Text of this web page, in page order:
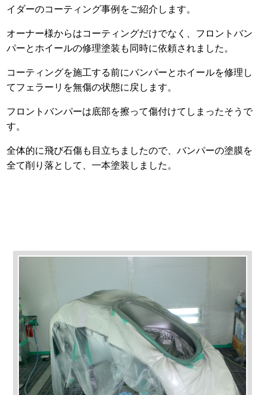
イダーのコーティング事例をご紹介します。
オーナー様からはコーティングだけでなく、フロントバン
パーとホイールの修理塗装も同時に依頼されました。
コーティングを施工する前にバンパーとホイールを修理し
てフェラーリを無傷の状態に戻します。
フロントバンパーは底部を擦って傷付けてしまったそうで
す。
全体的に飛び石傷も目立ちましたので、バンパーの塗膜を
全て削り落として、一本塗装しました。